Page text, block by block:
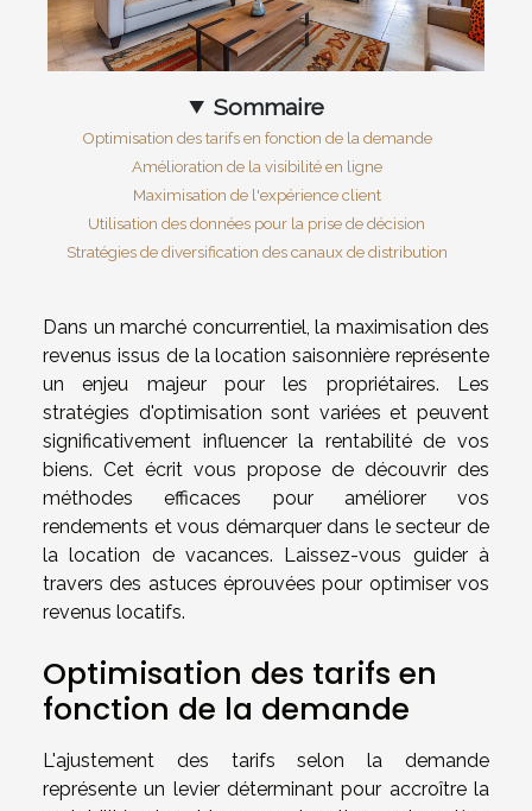
Sommaire
Optimisation des tarifs en fonction de la demande
Amélioration de la visibilité en ligne
Maximisation de l'expérience client
Utilisation des données pour la prise de décision
Stratégies de diversification des canaux de distribution
Dans un marché concurrentiel, la maximisation des
revenus issus de la location saisonnière représente
un enjeu majeur pour les propriétaires. Les
stratégies d'optimisation sont variées et peuvent
significativement influencer la rentabilité de vos
biens. Cet écrit vous propose de découvrir des
méthodes efficaces pour améliorer vos
rendements et vous démarquer dans le secteur de
la location de vacances. Laissez-vous guider à
travers des astuces éprouvées pour optimiser vos
revenus locatifs.
Optimisation des tarifs en
fonction de la demande
L'ajustement des tarifs selon la demande
représente un levier déterminant pour accroître la